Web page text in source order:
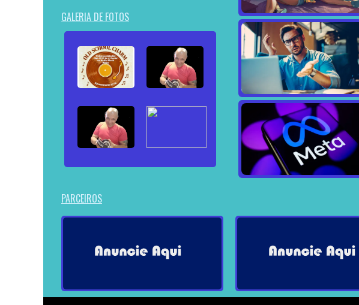
GALERIA DE FOTOS
PARCEIROS